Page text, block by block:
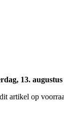
13. augustus
artikel op